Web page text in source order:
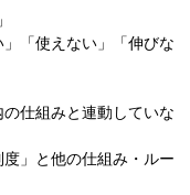
「使えない」「伸びな
仕組みと連動していな
」と他の仕組み・ルー